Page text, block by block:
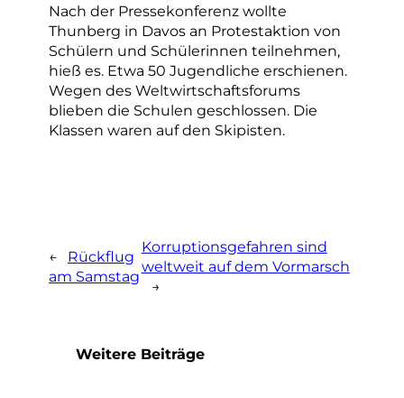
Nach der Pressekonferenz wollte
Thunberg in Davos an Protestaktion von
Schülern und Schülerinnen teilnehmen,
hieß es. Etwa 50 Jugendliche erschienen.
Wegen des Weltwirtschaftsforums
blieben die Schulen geschlossen. Die
Klassen waren auf den Skipisten.
←
Rückflug
am Samstag
Korruptionsgefahren sind
weltweit auf dem Vormarsch
→
Weitere Beiträge